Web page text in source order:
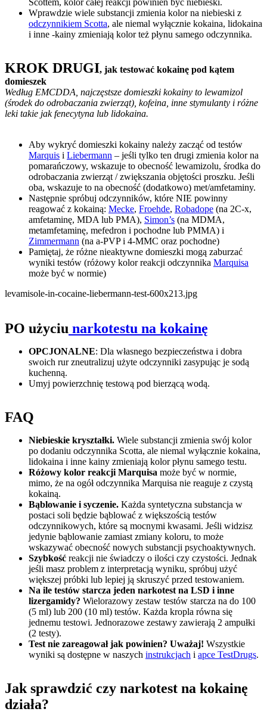
Wprawdzie wiele substancji zmienia kolor na niebieski z
odczynnikiem Scotta, ale niemal wyłącznie kokaina, lidokaina
i inne -kainy zmieniają kolor też płynu samego odczynnika.
KROK DRUGI, jak testować kokainę pod kątem
domieszek
Według EMCDDA, najczęstsze domieszki kokainy to lewamizol
(środek do odrobaczania zwierząt), kofeina, inne stymulanty i różne
leki takie jak fenecytyna lub lidokaina.
Aby wykryć domieszki kokainy należy zacząć od testów
Marquis i Liebermann – jeśli tylko ten drugi zmienia kolor na
pomarańczowy, wskazuje to obecność lewamizolu, środka do
odrobaczania zwierząt / zwiększania objętości proszku. Jeśli
oba, wskazuje to na obecność (dodatkowo) met/amfetaminy.
Następnie spróbuj odczynników, które NIE powinny
reagować z kokainą: Mecke, Froehde, Robadope (na 2C-x,
amfetaminę, MDA lub PMA), Simon’s (na MDMA,
metamfetaminę, mefedron i pochodne lub PMMA) i
Zimmermann (na a-PVP i 4-MMC oraz pochodne)
Pamiętaj, że różne nieaktywne domieszki mogą zaburzać
wyniki testów (różowy kolor reakcji odczynnika Marquisa
może być w normie)
levamisole-in-cocaine-liebermann-test-600x213.jpg
PO użyciu narkotestu na kokainę
OPCJONALNE: Dla własnego bezpieczeństwa i dobra
swoich rur zneutralizuj użyte odczynniki zasypując je sodą
kuchenną.
Umyj powierzchnię testową pod bierzącą wodą.
FAQ
Niebieskie kryształki. Wiele substancji zmienia swój kolor
po dodaniu odczynnika Scotta, ale niemal wyłącznie kokaina,
lidokaina i inne kainy zmieniają kolor płynu samego testu.
Różowy kolor reakcji Marquisa może być w normie,
mimo, że na ogół odczynnika Marquisa nie reaguje z czystą
kokainą.
Bąblowanie i syczenie. Każda syntetyczna substancja w
postaci soli będzie bąblować z większością testów
odczynnikowych, które są mocnymi kwasami. Jeśli widzisz
jedynie bąblowanie zamiast zmiany koloru, to może
wskazywać obecność nowych substancji psychoaktywnych.
Szybkość reakcji nie świadczy o ilości czy czystości. Jednak
jeśli masz problem z interpretacją wyniku, spróbuj użyć
większej próbki lub lepiej ją skruszyć przed testowaniem.
Na ile testów starcza jeden narkotest na LSD i inne
lizergamidy? Wielorazowy zestaw testów starcza na do 100
(5 ml) lub 200 (10 ml) testów. Każda kropla równa się
jednemu testowi. Jednorazowe zestawy zawierają 2 ampułki
(2 testy).
Test nie zareagował jak powinien? Uważaj! Wszystkie
wyniki są dostępne w naszych instrukcjach i apce TestDrugs.
Jak sprawdzić czy narkotest na kokainę
działa?